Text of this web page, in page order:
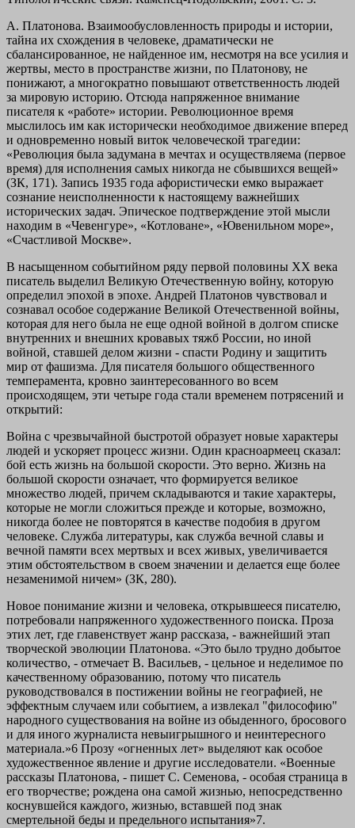
А. Платонова. Взаимообусловленность природы и истории,
тайна их схождения в человеке, драматически не
сбалансированное, не найденное им, несмотря на все усилия и
жертвы, место в пространстве жизни, по Платонову, не
понижают, а многократно повышают ответственность людей
за мировую историю. Отсюда напряженное внимание
писателя к «работе» истории. Революционное время
мыслилось им как исторически необходимое движение вперед
и одновременно новый виток человеческой трагедии:
«Революция была задумана в мечтах и осуществляема (первое
время) для исполнения самых никогда не сбывшихся вещей»
(ЗК, 171). Запись 1935 года афористически емко выражает
сознание неисполненности к настоящему важнейших
исторических задач. Эпическое подтверждение этой мысли
находим в «Чевенгуре», «Котловане», «Ювенильном море»,
«Счастливой Москве».
В насыщенном событийном ряду первой половины XX века
писатель выделил Великую Отечественную войну, которую
определил эпохой в эпохе. Андрей Платонов чувствовал и
сознавал особое содержание Великой Отечественной войны,
которая для него была не еще одной войной в долгом списке
внутренних и внешних кровавых тяжб России, но иной
войной, ставшей делом жизни - спасти Родину и защитить
мир от фашизма. Для писателя большого общественного
темперамента, кровно заинтересованного во всем
происходящем, эти четыре года стали временем потрясений и
открытий:
Война с чрезвычайной быстротой образует новые характеры
людей и ускоряет процесс жизни. Один красноармеец сказал:
бой есть жизнь на большой скорости. Это верно. Жизнь на
большой скорости означает, что формируется великое
множество людей, причем складываются и такие характеры,
которые не могли сложиться прежде и которые, возможно,
никогда более не повторятся в качестве подобия в другом
человеке. Служба литературы, как служба вечной славы и
вечной памяти всех мертвых и всех живых, увеличивается
этим обстоятельством в своем значении и делается еще более
незаменимой ничем» (ЗК, 280).
Новое понимание жизни и человека, открывшееся писателю,
потребовали напряженного художественного поиска. Проза
этих лет, где главенствует жанр рассказа, - важнейший этап
творческой эволюции Платонова. «Это было трудно добытое
количество, - отмечает В. Васильев, - цельное и неделимое по
качественному образованию, потому что писатель
руководствовался в постижении войны не географией, не
эффектным случаем или событием, а извлекал "философию"
народного существования на войне из обыденного, бросового
и для иного журналиста невыигрышного и неинтересного
материала.»6 Прозу «огненных лет» выделяют как особое
художественное явление и другие исследователи. «Военные
рассказы Платонова, - пишет С. Семенова, - особая страница в
его творчестве; рождена она самой жизнью, непосредственно
коснувшейся каждого, жизнью, вставшей под знак
смертельной беды и предельного испытания»7.